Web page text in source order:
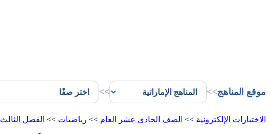
موقع المناهج>>
>>
الاختبارات الإلكترونية >> الصف الحادي عشر العام >> رياضيات >> الفصل الثالث